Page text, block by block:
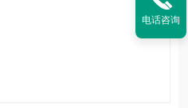
电话咨询